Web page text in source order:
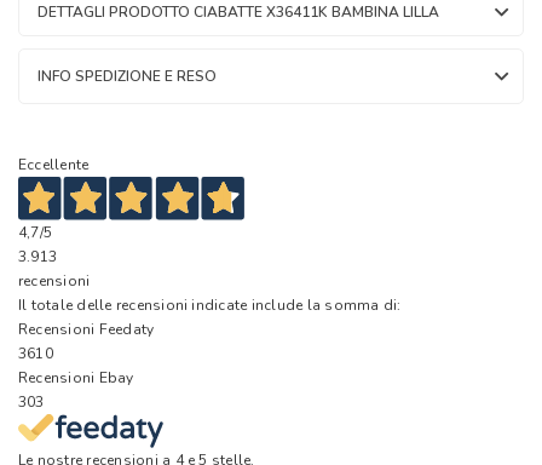
DETTAGLI PRODOTTO CIABATTE X36411K BAMBINA LILLA
INFO SPEDIZIONE E RESO
Eccellente
4,7/5
3.913
recensioni
Il totale delle recensioni indicate include la somma di:
Recensioni Feedaty
3610
Recensioni Ebay
303
Le nostre recensioni a 4 e 5 stelle.